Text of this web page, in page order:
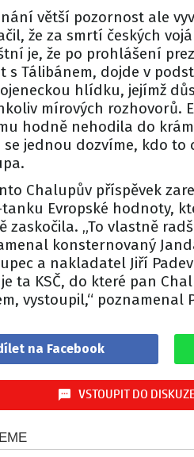
větší pozornost ale
že za smrtí českých
je, že po prohlášení
s Tálibánem, dojde v
hlídku, jejímž
mírových rozhovorů.
hodně nehodila do
se jednou dozvíme, kdo to
Chalupův příspěvek
Evropské hodnoty,
zaskočila. „To vlastně
konsternovaný
a nakladatel Jiří
ta KSČ, do které pan
vystoupil,“ poznamenal
na Facebook
VSTOUPIT DO